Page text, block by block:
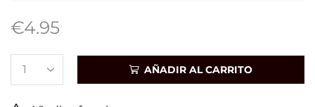
€4.95
AÑADIR AL CARRITO